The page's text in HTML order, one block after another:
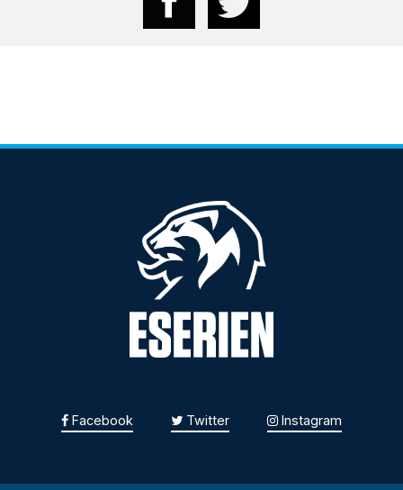
Facebook Twitter Instagram